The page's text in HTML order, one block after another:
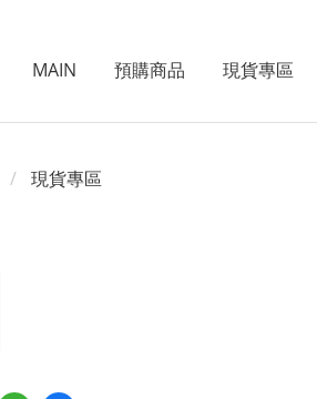
MAIN 預購商品 現貨專區
現貨專區